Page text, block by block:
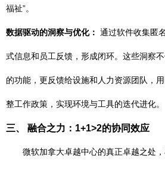
福祉”。
数据驱动的洞察与优化： 通过软件收集匿
式信息和员工反馈，形成闭环。这些洞察
的功能，更反馈给设施和人力资源团队，
整工作政策，实现环境与工具的迭代进化。
三、 融合之力：1+1>2的协同效应
微软加拿大卓越中心的真正卓越之处